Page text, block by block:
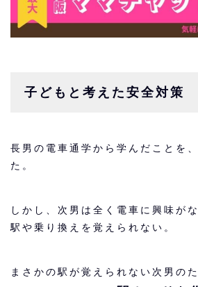
子どもと考えた安全対策
長男の電車通学から学んだことを
た。
しかし、次男は全く電車に興味が
駅や乗り換えを覚えられない。
まさかの駅が覚えられない次男の